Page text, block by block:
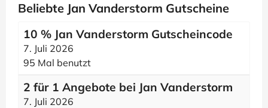
Beliebte Jan Vanderstorm Gutscheine
10 % Jan Vanderstorm Gutscheincode
7. Juli 2026
95 Mal benutzt
2 für 1 Angebote bei Jan Vanderstorm
7. Juli 2026